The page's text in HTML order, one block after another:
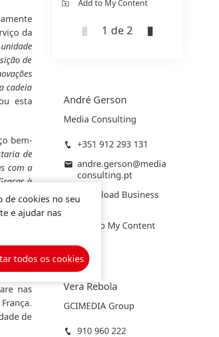
da
de
cadeia
esta
bem-
de
com a
à
muito
no
de
de
nas
de
Add to My Content
1 de 2
André Gerson
Media Consulting
+351 912 293 131
andre.gerson@media
consulting.pt
Download Business
Card
Add to My Content
Vera Rebola
GCIMEDIA Group
910 960 222
de cookies no seu
e ajudar nas
todos os cookies